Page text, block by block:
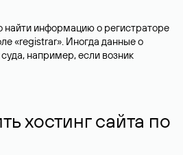
информацию о регистраторе
«registrar». Иногда данные о
например, если возник
хостинг сайта по